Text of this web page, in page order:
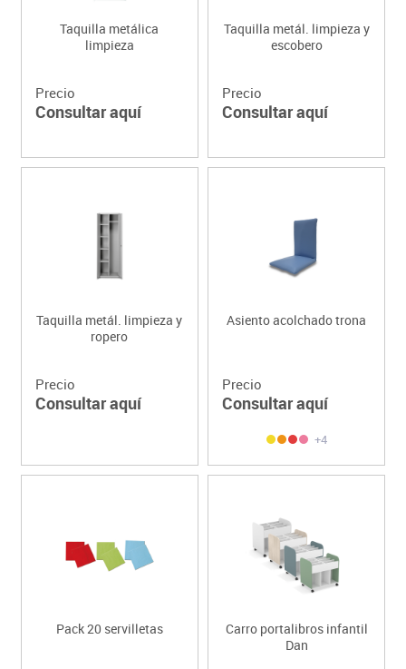
Taquilla metálica
limpieza
Precio
Consultar aquí
Taquilla metál. limpieza y
escobero
Precio
Consultar aquí
Taquilla metál. limpieza y
ropero
Precio
Consultar aquí
Asiento acolchado trona
Precio
Consultar aquí
+4
Pack 20 servilletas
Carro portalibros infantil
Dan